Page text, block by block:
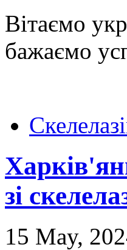
Вітаємо
бажаємо
зі
15 May,